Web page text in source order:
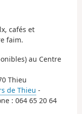
cafés et
faim.
au Centre
Thieu
de Thieu -
: 064 65 20 64